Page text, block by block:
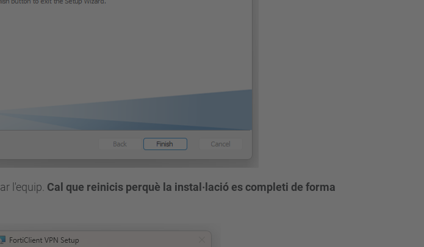
l'equip. Cal que reinicis perquè la instal·lació es completi de forma